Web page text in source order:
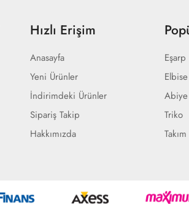
Hızlı Erişim
Anasayfa
Yeni Ürünler
İndirimdeki Ürünler
Sipariş Takip
Hakkımızda
Eşarp
Elbise
Abiye
Triko
Takım